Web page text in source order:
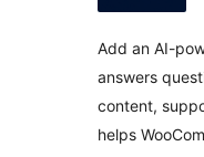
Add an AI-
answers
content,
helps